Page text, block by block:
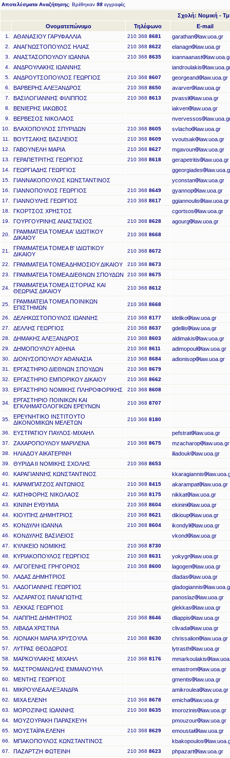
Αποτελέσματα Αναζήτησης: Βρέθηκαν 98 εγγραφές
Σχολή: Νομική -
Ονοματεπώνυμο
Τηλέφωνο E-mail
1. ΑΘΑΝΑΣΙΟΥ ΓΑΡΥΦΑΛΛΙΑ 210 368 8681 garathan law.uoa.gr
2. ΑΝΑΓΝΩΣΤΟΠΟΥΛΟΣ ΗΛΙΑΣ 210 368 8622 elanagn law.uoa.gr
3. ΑΝΑΣΤΑΣΟΠΟΥΛΟΥ ΙΩΑΝΝΑ 210 368 8635 ioannaanast
4. ΑΝΔΡΟΥΛΑΚΗΣ ΙΩΑΝΝΗΣ iandroulakis
5. ΑΝΔΡΟΥΤΣΟΠΟΥΛΟΣ ΓΕΩΡΓΙΟΣ 210 368 8607 georgeand law.uoa.gr
6. ΒΑΡΒΕΡΗΣ ΑΛΕΞΑΝΔΡΟΣ 210 368 8650 avarver law.uoa.gr
7. ΒΑΣΙΛΟΓΙΑΝΝΗΣ ΦΙΛΙΠΠΟΣ 210 368 8613 pvassil law.uoa.gr
8. ΒΕΝΙΕΡΗΣ ΙΑΚΩΒΟΣ iakven law.uoa.gr
9. ΒΕΡΒΕΣΟΣ ΝΙΚΟΛΑΟΣ nvervessos
10. ΒΛΑΧΟΠΟΥΛΟΣ ΣΠΥΡΙΔΩΝ 210 368 8605 svlacho law.uoa.gr
11. ΒΟΥΤΣΑΚΗΣ ΒΑΣΙΛΕΙΟΣ 210 368 8609 vvoutsak law.uoa.gr
12. ΓΑΒΟΥΝΕΛΗ ΜΑΡΙΑ 210 368 8627 mgavoun law.uoa.gr
13. ΓΕΡΑΠΕΤΡΙΤΗΣ ΓΕΩΡΓΙΟΣ 210 368 8618 gerapetritis law.uoa.gr
14. ΓΕΩΡΓΙΑΔΗΣ ΓΕΩΡΓΙΟΣ ggeorgiades
15. ΓΙΑΝΝΑΚΟΠΟΥΛΟΣ ΚΩΝΣΤΑΝΤΙΝΟΣ yconstan law.uoa.gr
16. ΓΙΑΝΝΟΠΟΥΛΟΣ ΓΕΩΡΓΙΟΣ 210 368 8649 gyannop law.uoa.gr
17. ΓΙΑΝΝΟΥΛΗΣ ΓΕΩΡΓΙΟΣ 210 368 8617 ggiannoulis law.uoa.gr
18. ΓΚΟΡΤΣΟΣ ΧΡΗΣΤΟΣ cgortsos law.uoa.gr
19. ΓΟΥΡΓΟΥΡΙΝΗΣ ΑΝΑΣΤΑΣΙΟΣ 210 368 8628 agourg law.uoa.gr
20.
ΓΡΑΜΜΑΤΕΙΑ ΤΟΜΕΑ Α' ΙΔΙΩΤΙΚΟΥ
ΔΙΚΑΙΟΥ
210 368 8668
21.
ΓΡΑΜΜΑΤΕΙΑ ΤΟΜΕΑ Β' ΙΔΙΩΤΙΚΟΥ
ΔΙΚΑΙΟΥ
210 368 8672
22. ΓΡΑΜΜΑΤΕΙΑ ΤΟΜΕΑ ΔΗΜΟΣΙΟΥ ΔΙΚΑΙΟΥ 210 368 8673
23.
ΓΡΑΜΜΑΤΕΙΑ ΤΟΜΕΑ ΔΙΕΘΝΩΝ ΣΠΟΥΔΩΝ 210 368 8675
24.
ΓΡΑΜΜΑΤΕΙΑ ΤΟΜΕΑ ΙΣΤΟΡΙΑΣ ΚΑΙ
ΘΕΩΡΙΑΣ ΔΙΚΑΙΟΥ
210 368 8612
25.
ΓΡΑΜΜΑΤΕΙΑ ΤΟΜΕΑ ΠΟΙΝΙΚΩΝ
ΕΠΙΣΤΗΜΩΝ
210 368 8668
26. ΔΕΛΗΚΩΣΤΟΠΟΥΛΟΣ ΙΩΑΝΝΗΣ 210 368 8177 ideliko law.uoa.gr
27. ΔΕΛΛΗΣ ΓΕΩΡΓΙΟΣ 210 368 8637 gdellis law.uoa.gr
28. ΔΗΜΑΚΗΣ ΑΛΕΞΑΝΔΡΟΣ 210 368 8603 aldimakis law.uoa.gr
29. ΔΗΜΟΠΟΥΛΟΥ ΑΘΗΝΑ 210 368 8611 adimopoul law.uoa.gr
30. ΔΙΟΝΥΣΟΠΟΥΛΟΥ ΑΘΑΝΑΣΙΑ 210 368 8684 adionisop law.uoa.gr
31. ΕΡΓΑΣΤΗΡΙΟ ΔΙΕΘΝΩΝ ΣΠΟΥΔΩΝ 210 368 8679
32.
ΕΡΓΑΣΤΗΡΙΟ ΕΜΠΟΡΙΚΟΥ ΔΙΚΑΙΟΥ 210 368 8662
33.
ΕΡΓΑΣΤΗΡΙΟ ΝΟΜΙΚΗΣ ΠΛΗΡΟΦΟΡΙΚΗΣ 210 368 8608
34.
ΕΡΓΑΣΤΗΡΙΟ ΠΟΙΝΙΚΩΝ ΚΑΙ
ΕΓΚΛΗΜΑΤΟΛΟΓΙΚΩΝ ΕΡΕΥΝΩΝ
210 368 8707
35.
ΕΡΕΥΝΗΤΙΚΟ ΙΝΣΤΙΤΟΥΤΟ
ΔΙΚΟΝΟΜΙΚΩΝ ΜΕΛΕΤΩΝ
210 368 8180
36. ΕΥΣΤΡΑΤΙΟΥ ΠΑΥΛΟΣ-ΜΙΧΑΗΛ pefstrat law.uoa.gr
37. ΖΑΧΑΡΟΠΟΥΛΟΥ ΜΑΡΙΛΕΝΑ 210 368 8675 mzacharop law.uoa.gr
38. ΗΛΙΑΔΟΥ ΑΙΚΑΤΕΡΙΝΗ iliadouk law.uoa.gr
39. ΘΥΡΙΔΑ ΙΙ ΝΟΜΙΚΗΣ ΣΧΟΛΗΣ 210 368 8653
40.
ΚΑΡΑΓΙΑΝΝΗΣ ΚΩΝΣΤΑΝΤΙΝΟΣ kkaragiannis
41. ΚΑΡΑΜΠΑΤΖΟΣ ΑΝΤΩΝΙΟΣ 210 368 8415 akarampat law.uoa.gr
42. ΚΑΤΗΦΟΡΗΣ ΝΙΚΟΛΑΟΣ 210 368 8175 nikkat law.uoa.gr
43. ΚΙΝΙΝΗ ΕΥΘΥΜΙΑ 210 368 8604 ekinini law.uoa.gr
44. ΚΙΟΥΠΗΣ ΔΗΜΗΤΡΙΟΣ 210 368 8621 dikioup law.uoa.gr
45. ΚΟΝΔΥΛΗ ΙΩΑΝΝΑ 210 368 8604 ikondyli law.uoa.gr
46. ΚΟΝΔΥΛΗΣ ΒΑΣΙΛΕΙΟΣ vkond law.uoa.gr
47. ΚΥΛΙΚΕΙΟ ΝΟΜΙΚΗΣ 210 368 8730
48.
ΚΥΡΙΑΚΟΠΟΥΛΟΣ ΓΕΩΡΓΙΟΣ 210 368 8631 yokygr law.uoa.gr
49. ΛΑΓΟΓΕΝΗΣ ΓΡΗΓΟΡΙΟΣ 210 368 8600 lagogen law.uoa.gr
50. ΛΑΔΑΣ ΔΗΜΗΤΡΙΟΣ dladas law.uoa.gr
51. ΛΑΔΟΓΙΑΝΝΗΣ ΓΕΩΡΓΙΟΣ gladogiannis
52. ΛΑΖΑΡΑΤΟΣ ΠΑΝΑΓΙΩΤΗΣ panoslaz law.uoa.gr
53. ΛΕΚΚΑΣ ΓΕΩΡΓΙΟΣ glekkas law.uoa.gr
54. ΛΙΑΠΠΗΣ ΔΗΜΗΤΡΙΟΣ 210 368 8646 dliappis law.uoa.gr
55. ΛΙΒΑΔΑ ΧΡΙΣΤΙΝΑ clivada law.uoa.gr
56. ΛΙΟΝΑΚΗ ΜΑΡΙΑ ΧΡΥΣΟΥΛΑ 210 368 8630 chrissalion law.uoa.gr
57. ΛΥΤΡΑΣ ΘΕΟΔΩΡΟΣ lytrasth law.uoa.gr
58. ΜΑΡΚΟΥΛΑΚΗΣ ΜΙΧΑΗΛ 210 368 8176 mmarkoulakis
59. ΜΑΣΤΡΟΜΑΝΩΛΗΣ ΕΜΜΑΝΟΥΗΛ emastrom law.uoa.gr
60. ΜΕΝΤΗΣ ΓΕΩΡΓΙΟΣ gmentis law.uoa.gr
61. ΜΙΚΡΟΥΛΕΑ ΑΛΕΞΑΝΔΡΑ amikroulea law.uoa.gr
62. ΜΙΧΑ ΕΛΕΝΗ 210 368 8678 emicha law.uoa.gr
63. ΜΟΡΟΖΙΝΗΣ ΙΩΑΝΝΗΣ 210 368 8635 imorozinis law.uoa.gr
64. ΜΟΥΖΟΥΡΑΚΗ ΠΑΡΑΣΚΕΥΗ pmouzour law.uoa.gr
65. ΜΟΥΣΤΑΪΡΑ ΕΛΕΝΗ 210 368 8629 emoustai law.uoa.gr
66. ΜΠΑΚΟΠΟΥΛΟΣ ΚΩΝΣΤΑΝΤΙΝΟΣ kbakopoulos
67. ΠΑΖΑΡΤΖΗ ΦΩΤΕΙΝΗ 210 368 8623 phpazart law.uoa.gr